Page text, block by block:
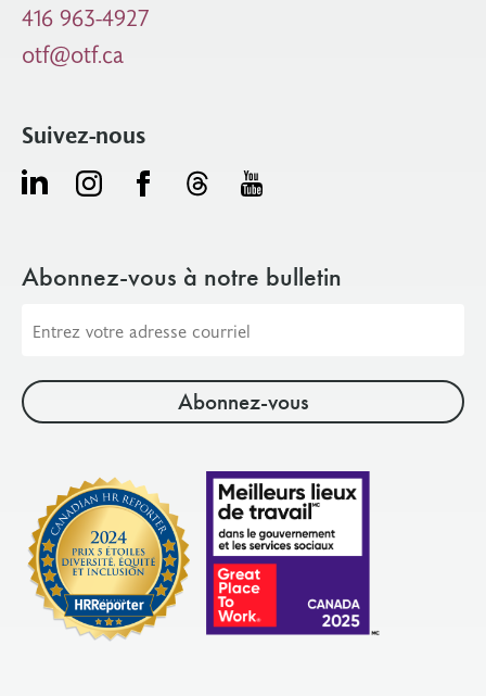
416 963-4927
otf@otf.ca
Suivez-nous
Abonnez-vous à notre bulletin